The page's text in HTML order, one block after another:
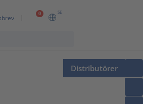
0 SE
Distributörer